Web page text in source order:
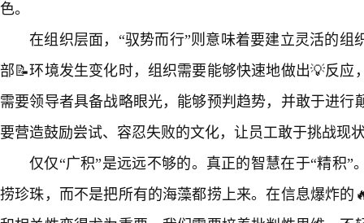
色。
在组织层面，“驭势而行”则意味着要建立灵活的组
部📝环境发生变化时，组织需要能够快速地做出💡反应
需要领导者具备战略眼光，能够预判趋势，并敢于进行
要营造鼓励尝试、容忍失败的文化，让员工敢于挑战现
仅仅“广积”是远远不够的。真正的智慧在于“精积”
捞珍珠，而不是把所有的海藻都捞上来。在信息爆炸的